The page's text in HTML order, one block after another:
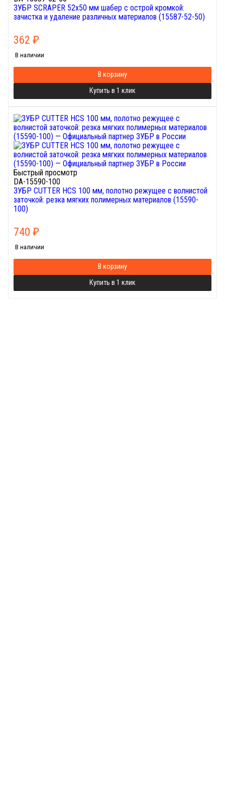
ЗУБР SCRAPER 52х50 мм шабер с острой кромкой:
зачистка и удаление различных материалов (15587-52-50)
362 ₽
В наличии
В корзину
Купить в 1 клик
Быстрый просмотр
DA-15590-100
ЗУБР CUTTER HCS 100 мм, полотно режущее с волнистой
заточкой: резка мягких полимерных материалов (15590-
100)
740 ₽
В наличии
В корзину
Купить в 1 клик